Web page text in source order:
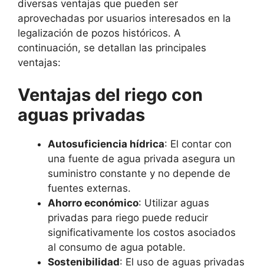
diversas ventajas que pueden ser
aprovechadas por usuarios interesados en la
legalización de pozos históricos. A
continuación, se detallan las principales
ventajas:
Ventajas del riego con
aguas privadas
Autosuficiencia hídrica: El contar con
una fuente de agua privada asegura un
suministro constante y no depende de
fuentes externas.
Ahorro económico: Utilizar aguas
privadas para riego puede reducir
significativamente los costos asociados
al consumo de agua potable.
Sostenibilidad: El uso de aguas privadas